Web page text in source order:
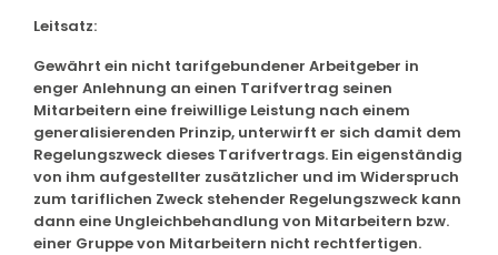
Leitsatz:
Gewährt ein nicht tarifgebundener Arbeitgeber in
enger Anlehnung an einen Tarifvertrag seinen
Mitarbeitern eine freiwillige Leistung nach einem
generalisierenden Prinzip, unterwirft er sich damit dem
Regelungszweck dieses Tarifvertrags. Ein eigenständig
von ihm aufgestellter zusätzlicher und im Widerspruch
zum tariflichen Zweck stehender Regelungszweck kann
dann eine Ungleichbehandlung von Mitarbeitern bzw.
einer Gruppe von Mitarbeitern nicht rechtfertigen.